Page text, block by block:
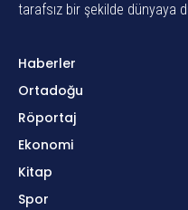
tarafsız bir şekilde dünyaya
Haberler
Ortadoğu
Röportaj
Ekonomi
Kitap
Spor